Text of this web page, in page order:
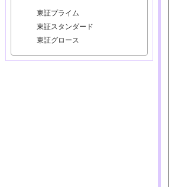
東証プライム
東証スタンダード
東証グロース